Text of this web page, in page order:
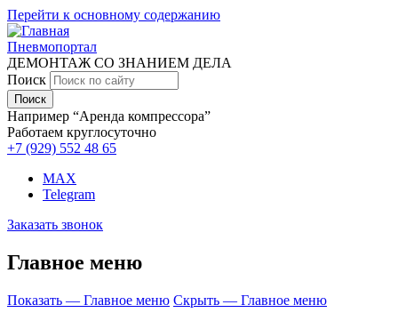
Перейти к основному содержанию
Пневмопортал
ДЕМОНТАЖ СО ЗНАНИЕМ ДЕЛА
Поиск
Например “Аренда компрессора”
Работаем круглосуточно
+7 (929) 552 48 65
MAX
Telegram
Заказать звонок
Главное меню
Показать — Главное меню Скрыть — Главное меню